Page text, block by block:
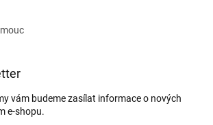
vám budeme zasílat informace o nových
e-shopu.